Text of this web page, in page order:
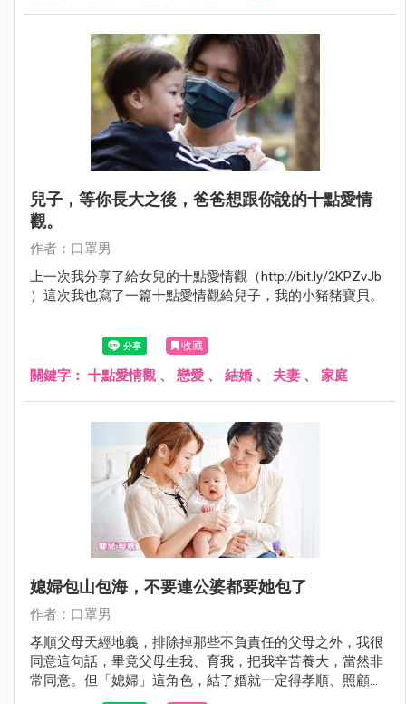
兒子，等你長大之後，爸爸想跟你說的十點愛情
觀。
作者：口罩男
上一次我分享了給女兒的十點愛情觀（http://bit.ly/2KPZvJb
）這次我也寫了一篇十點愛情觀給兒子，我的小豬豬寶貝。
收藏
關鍵字： 十點愛情觀、 戀愛 、 結婚 、 夫妻 、 家庭
媳婦包山包海，不要連公婆都要她包了
作者：口罩男
孝順父母天經地義，排除掉那些不負責任的父母之外，我很
同意這句話，畢竟父母生我、育我，把我辛苦養大，當然非
常同意。但「媳婦」這角色，結了婚就一定得孝順、照顧、
配合、給公婆好臉色嗎？其實不一定，以上那些只是附帶、